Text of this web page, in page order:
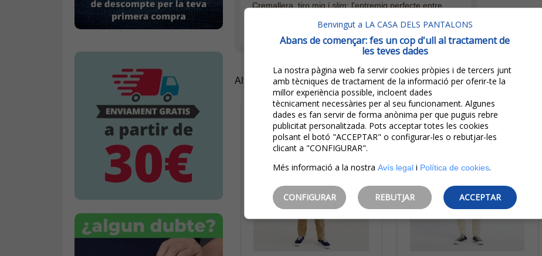
Cremallera, tiro mig islim: l'entremig perfecte entre
Altres productes de la mateixa marca
Benvingut a LA CASA DELS PANTALONS
Abans de començar: fes un cop d'ull al tractament de
les teves dades
La nostra pàgina web fa servir cookies pròpies i de tercers junt
amb tècniques de tractament de la informació per oferir-te la
millor experiència possible, incloent dades
tècnicament necessàries per al seu funcionament. Algunes
dades es fan servir de forma anònima per que puguis rebre
publicitat personalitzada. Pots acceptar totes les cookies
polsant el botó "ACCEPTAR" o configurar-les o rebutjar-les
clicant a "CONFIGURAR".
Més informació a la nostra Avís legal i Política de cookies.
CONFIGURAR REBUTJAR ACCEPTAR